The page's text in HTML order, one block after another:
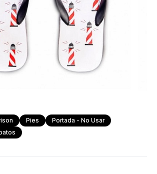
Pies
Portada - No Usar